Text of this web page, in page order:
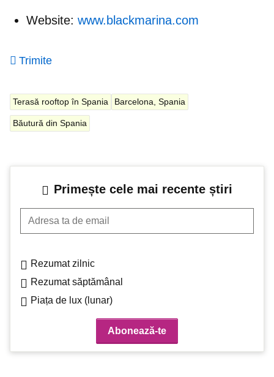
Website: www.blackmarina.com
Trimite
Terasă rooftop în Spania Barcelona, Spania
Băutură din Spania
Primește cele mai recente știri
Adresa ta de email
Rezumat zilnic
Rezumat săptămânal
Piața de lux (lunar)